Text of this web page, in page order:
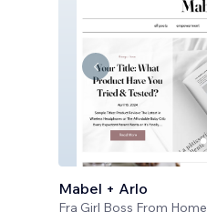
Mabel + Arlo
Fra Girl Boss From Home